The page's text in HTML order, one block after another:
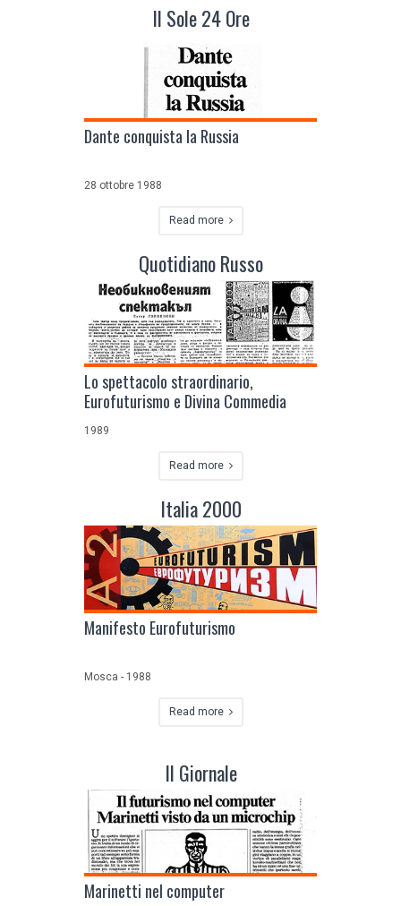
Il Sole 24 Ore
Dante conquista la Russia
28 ottobre 1988
Read more
Quotidiano Russo
Lo spettacolo straordinario,
Eurofuturismo e Divina Commedia
1989
Read more
Italia 2000
Manifesto Eurofuturismo
Mosca - 1988
Read more
Il Giornale
Marinetti nel computer